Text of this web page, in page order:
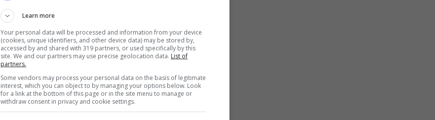
Learn more
Your personal data will be processed and information from your device
(cookies, unique identifiers, and other device data) may be stored by,
accessed by and shared with 319 partners, or used specifically by this
site. We and our partners may use precise geolocation data. List of
partners.
Some vendors may process your personal data on the basis of legitimate
interest, which you can object to by managing your options below. Look
for a link at the bottom of this page or in the site menu to manage or
withdraw consent in privacy and cookie settings.